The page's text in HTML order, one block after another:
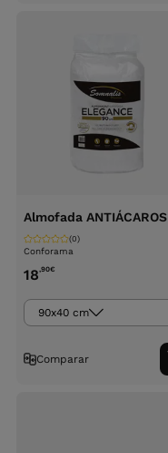
Almofada ANTIÁCAROS
Conforama
(0)
18,90€
90x40 cm
Comparar